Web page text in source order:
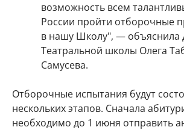
возможность всем
России пройти отборочные
в нашу Школу", — объяснила
Театральной школы Олега
Самусева.
Отборочные испытания будут
нескольких этапов. Сначала
необходимо до 1 июня отправить